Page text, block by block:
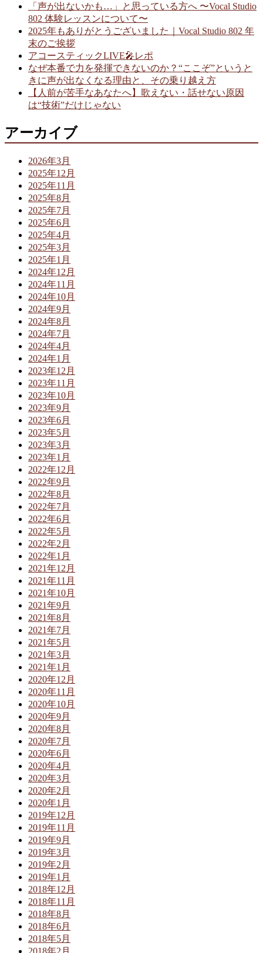
「声が出ないかも…」と思っている方へ 〜Vocal Studio
802 体験レッスンについて〜
2025年もありがとうございました｜Vocal Studio 802 年
末のご挨拶
アコースティックLIVE🎤レポ
なぜ本番で力を発揮できないのか？“ここぞ”というと
きに声が出なくなる理由と、その乗り越え方
【人前が苦手なあなたへ】歌えない・話せない原因
は“技術”だけじゃない
アーカイブ
2026年3月
2025年12月
2025年11月
2025年8月
2025年7月
2025年6月
2025年4月
2025年3月
2025年1月
2024年12月
2024年11月
2024年10月
2024年9月
2024年8月
2024年7月
2024年4月
2024年1月
2023年12月
2023年11月
2023年10月
2023年9月
2023年6月
2023年5月
2023年3月
2023年1月
2022年12月
2022年9月
2022年8月
2022年7月
2022年6月
2022年5月
2022年2月
2022年1月
2021年12月
2021年11月
2021年10月
2021年9月
2021年8月
2021年7月
2021年5月
2021年3月
2021年1月
2020年12月
2020年11月
2020年10月
2020年9月
2020年8月
2020年7月
2020年6月
2020年4月
2020年3月
2020年2月
2020年1月
2019年12月
2019年11月
2019年9月
2019年3月
2019年2月
2019年1月
2018年12月
2018年11月
2018年8月
2018年6月
2018年5月
2018年2月